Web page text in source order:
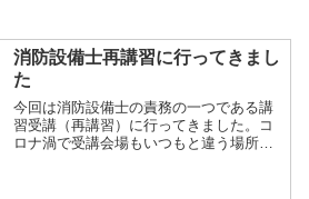
消防設備士再講習に行ってきまし
た
今回は消防設備士の責務の一つである講
習受講（再講習）に行ってきました。コ
ロナ渦で受講会場もいつもと違う場所だ